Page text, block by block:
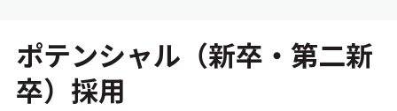
コーポレート
ポテンシャル（新卒・第二新
卒）採用